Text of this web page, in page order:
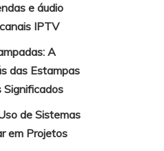
e áudio
IPTV
A
das Estampas
Significados
de Sistemas
em Projetos